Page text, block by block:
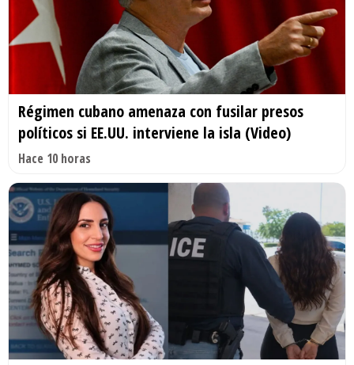
Régimen cubano amenaza con fusilar presos
políticos si EE.UU. interviene la isla (Video)
Hace 10 horas